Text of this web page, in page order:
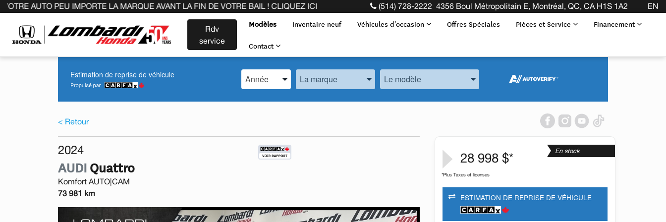
PEU IMPORTE LA MARQUE AVANT LA FIN DE VOTRE BAIL ! CLIQUEZ ICI (514) 728-2222 4356 Boul Métropolitain E, Montréal, QC, CA H1S 1A2 EN
Rdv
service
Modèles Inventaire neuf Véhicules d'occasion Offres Spéciales Pièces et Service Financement
Contact
Estimation de reprise de véhicule Spécifiez l’Année, la Marque et le Modèle
Spécifiez l’Année, la Marque et le ModèleSpécifiez l’Année, la Marque et le Modèle
< Retour
2024
AUDIQuattro
Komfort AUTO|CAM
73 981 km
28 998 $* En stock
*Plus Taxes et licenses
ESTIMATION DE REPRISE DE VÉHICULE